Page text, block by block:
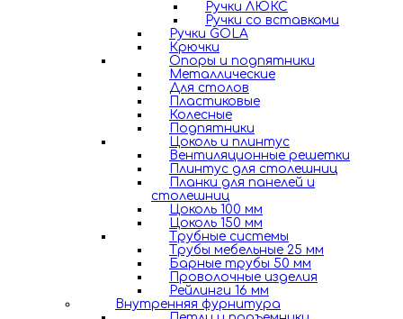
Ручки ЛЮКС
Ручки со вставками
Ручки GOLA
Крючки
Опоры и подпятники
Металлические
Для столов
Пластиковые
Колесные
Подпятники
Цоколь и плинтус
Вентиляционные решетки
Плинтус для столешниц
Планки для панелей и
столешниц
Цоколь 100 мм
Цоколь 150 мм
Трубные системы
Трубы мебельные 25 мм
Барные трубы 50 мм
Проволочные изделия
Рейлинги 16 мм
Внутренняя фурнитура